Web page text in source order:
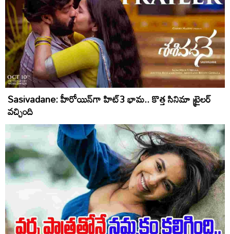
Sasivadane: హీరోయిన్‌గా హిట్‌3 భామ‌.. కొత్త సినిమా ట్రైల‌ర్
వ‌చ్చింది